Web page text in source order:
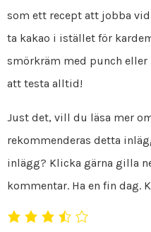
som ett recept att jobba
ta kakao i istället för
smörkräm med punch eller
att testa alltid!
Just det, vill du läsa mer
rekommenderas detta
inlägg? Klicka gärna gilla
kommentar. Ha en fin dag.